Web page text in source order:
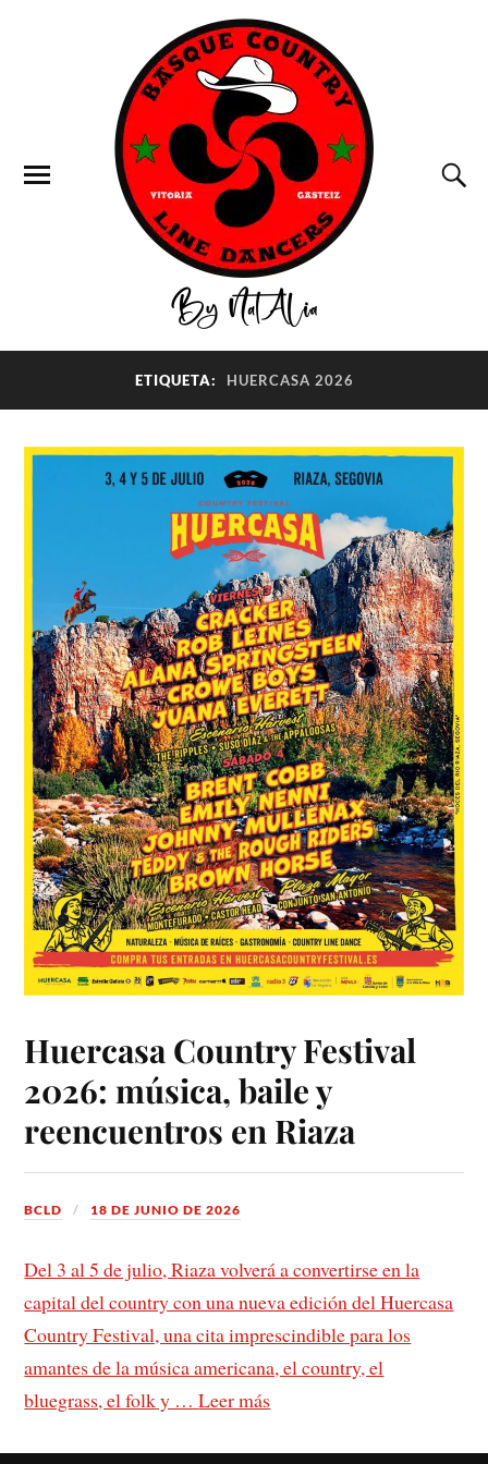
ETIQUETA: HUERCASA 2026
Huercasa Country Festival
2026: música, baile y
reencuentros en Riaza
BCLD 18 DE JUNIO DE 2026
Del 3 al 5 de julio, Riaza volverá a convertirse en la
capital del country con una nueva edición del Huercasa
Country Festival, una cita imprescindible para los
amantes de la música americana, el country, el
bluegrass, el folk y …Leer más